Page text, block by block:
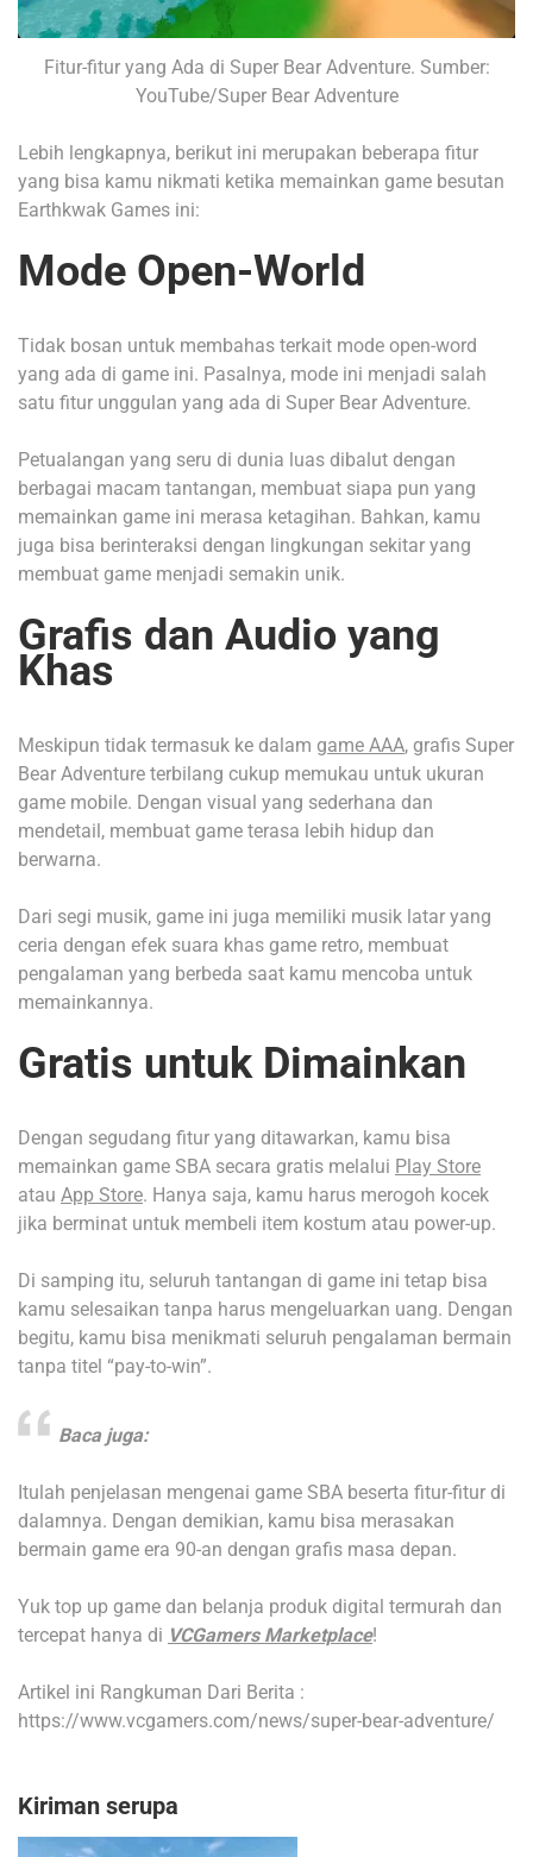
Fitur-fitur yang Ada di Super Bear Adventure. Sumber:
YouTube/Super Bear Adventure
Lebih lengkapnya, berikut ini merupakan beberapa fitur
yang bisa kamu nikmati ketika memainkan game besutan
Earthkwak Games ini:
Mode Open-World
Tidak bosan untuk membahas terkait mode open-word
yang ada di game ini. Pasalnya, mode ini menjadi salah
satu fitur unggulan yang ada di Super Bear Adventure.
Petualangan yang seru di dunia luas dibalut dengan
berbagai macam tantangan, membuat siapa pun yang
memainkan game ini merasa ketagihan. Bahkan, kamu
juga bisa berinteraksi dengan lingkungan sekitar yang
membuat game menjadi semakin unik.
Grafis dan Audio yang
Khas
Meskipun tidak termasuk ke dalam game AAA, grafis Super
Bear Adventure terbilang cukup memukau untuk ukuran
game mobile. Dengan visual yang sederhana dan
mendetail, membuat game terasa lebih hidup dan
berwarna.
Dari segi musik, game ini juga memiliki musik latar yang
ceria dengan efek suara khas game retro, membuat
pengalaman yang berbeda saat kamu mencoba untuk
memainkannya.
Gratis untuk Dimainkan
Dengan segudang fitur yang ditawarkan, kamu bisa
memainkan game SBA secara gratis melalui Play Store
atau App Store. Hanya saja, kamu harus merogoh kocek
jika berminat untuk membeli item kostum atau power-up.
Di samping itu, seluruh tantangan di game ini tetap bisa
kamu selesaikan tanpa harus mengeluarkan uang. Dengan
begitu, kamu bisa menikmati seluruh pengalaman bermain
tanpa titel “pay-to-win”.
Baca juga:
Itulah penjelasan mengenai game SBA beserta fitur-fitur di
dalamnya. Dengan demikian, kamu bisa merasakan
bermain game era 90-an dengan grafis masa depan.
Yuk top up game dan belanja produk digital termurah dan
tercepat hanya di VCGamers Marketplace!
Artikel ini Rangkuman Dari Berita :
https://www.vcgamers.com/news/super-bear-adventure/
Kiriman serupa